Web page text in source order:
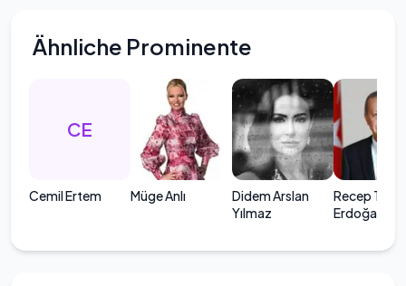
Ähnliche Prominente
CE
Cemil Ertem Müge Anlı
Didem Arslan
Yılmaz
Recep
Erdoğan